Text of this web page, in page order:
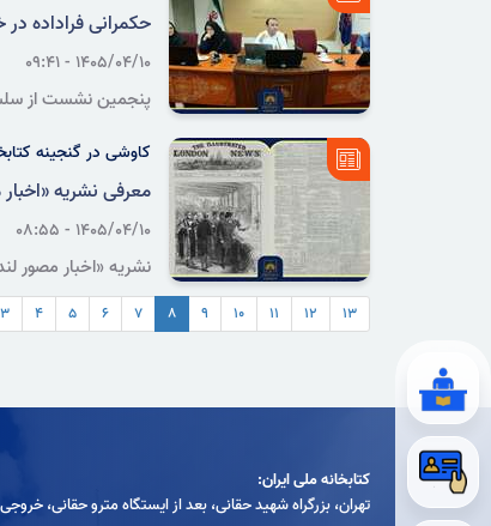
حکمرانی فراداده
۱۴۰۵/۰۴/۱۰ - ۰۹:۴۱
پنجمین نشست از
کاوشی در گنجینه
معرفی نشریه
۱۴۰۵/۰۴/۱۰ - ۰۸:۵۵
نشریه «اخبار مصور
برای بررسی مناسبات
۳ ۴ ۵ ۶ ۷ ۸ ۹ ۱۰ ۱۱ ۱۲ ۱۳
کتابخانه ملی ایران:
تهران، بزرگراه شهيد حقانی، بعد از ايستگاه مترو حقانی،